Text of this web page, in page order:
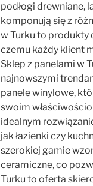
podłogi drewniane,
komponują się z
w Turku to produkty
czemu każdy klient
Sklep z panelami w
najnowszymi
panele winylowe,
swoim
idealnym
jak łazienki czy
szerokiej gamie
ceramiczne, co
Turku to oferta